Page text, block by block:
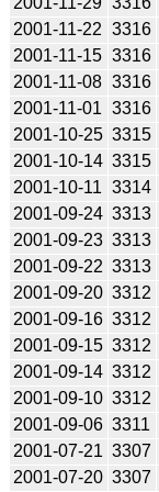
2001-11-22 3316
2001-11-15 3316
2001-11-08 3316
2001-11-01 3316
2001-10-25 3315
2001-10-14 3315
2001-10-11 3314
2001-09-24 3313
2001-09-23 3313
2001-09-22 3313
2001-09-20 3312
2001-09-16 3312
2001-09-15 3312
2001-09-14 3312
2001-09-10 3312
2001-09-06 3311
2001-07-21 3307
2001-07-20 3307